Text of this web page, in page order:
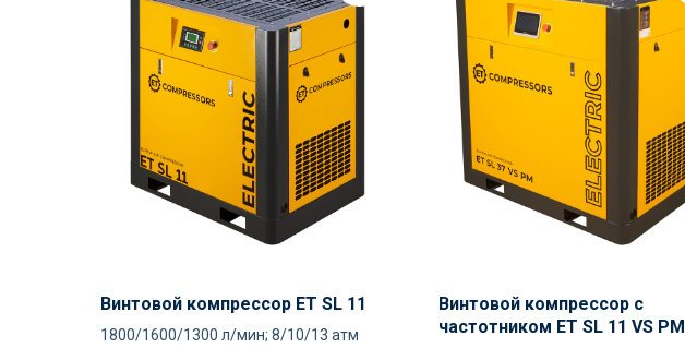
Винтовой компрессор ET SL 11
1800/1600/1300 л/мин; 8/10/13 атм
Винтовой компрессор с
частотником ET SL 11 VS PM